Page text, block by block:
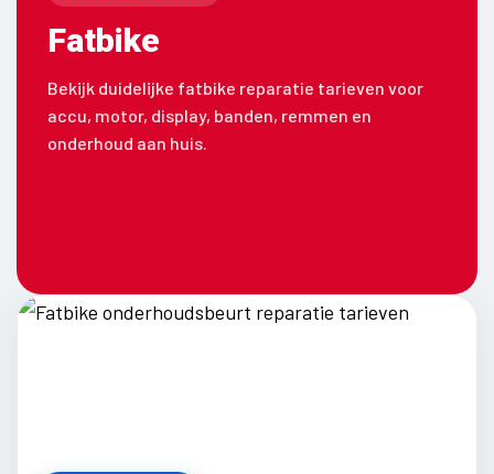
Fatbike
Bekijk duidelijke fatbike reparatie tarieven voor
accu, motor, display, banden, remmen en
onderhoud aan huis.